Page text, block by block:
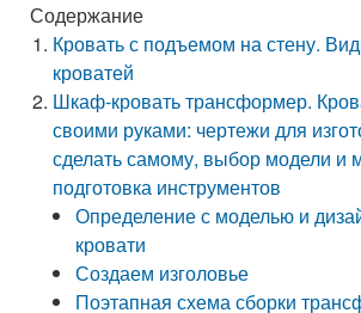
Содержание
Кровать с подъемом на стену.
кроватей
Шкаф-кровать трансформер.
своими руками: чертежи для
сделать самому, выбор модели и
подготовка инструментов
Определение с моделью и
кровати
Создаем изголовье
Поэтапная схема сборки